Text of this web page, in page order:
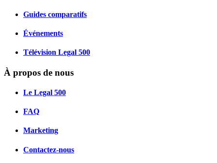
Guides comparatifs
Événements
Télévision Legal 500
À propos de nous
Le Legal 500
FAQ
Marketing
Contactez-nous